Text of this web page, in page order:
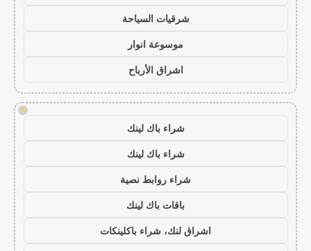
شرقيات السياحة
موسوعة انوار
اشراق الأرباح
!
شراء باك لينك
شراء باك لينك
شراء روابط نصية
باقات باك لينك
اشراق لنك، شراء باكلينكات